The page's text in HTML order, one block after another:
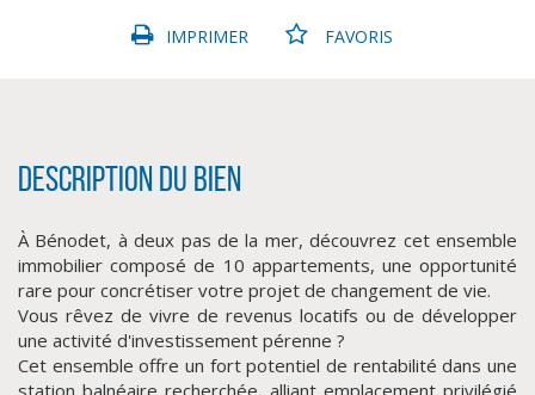
IMPRIMER FAVORIS
Description du bien
À Bénodet, à deux pas de la mer, découvrez cet ensemble
immobilier composé de 10 appartements, une opportunité
rare pour concrétiser votre projet de changement de vie.
Vous rêvez de vivre de revenus locatifs ou de développer
une activité d'investissement pérenne ?
Cet ensemble offre un fort potentiel de rentabilité dans une
station balnéaire recherchée, alliant emplacement privilégié